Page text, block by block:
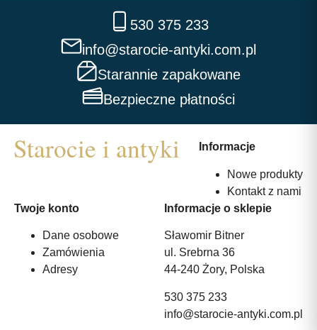
530 375 233
info@starocie-antyki.com.pl
Starannie zapakowane
Bezpieczne płatności
Informacje
Nowe produkty
Kontakt z nami
Twoje konto
Dane osobowe
Zamówienia
Adresy
Informacje o sklepie
Sławomir Bitner
ul. Srebrna 36
44-240 Żory, Polska
530 375 233
info@starocie-antyki.com.pl